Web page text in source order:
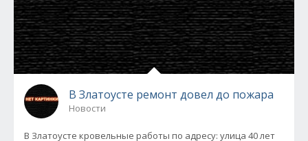
В Златоусте ремонт довел до пожара
Новости
В Златоусте кровельные работы по адресу: улица 40 лет